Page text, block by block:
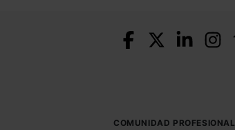
COMUNIDAD PROFESIONAL